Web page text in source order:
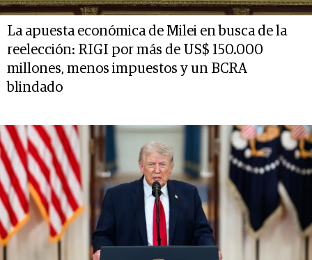
La apuesta económica de Milei en busca de la
reelección: RIGI por más de US$ 150.000
millones, menos impuestos y un BCRA
blindado